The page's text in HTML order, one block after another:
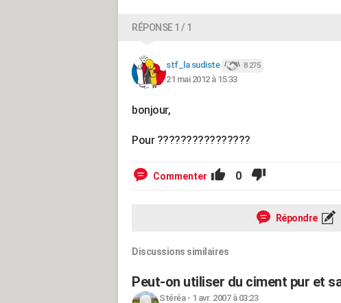
RÉPONSE 1 / 1
stf_la sudiste 8 275
21 mai 2012 à 15:33
bonjour,
Pour ????????????????
Commenter 0
Répondre
Discussions similaires
Peut-on utiliser du ciment pur et
Stéréa- 1 avr. 2007 à 03:23